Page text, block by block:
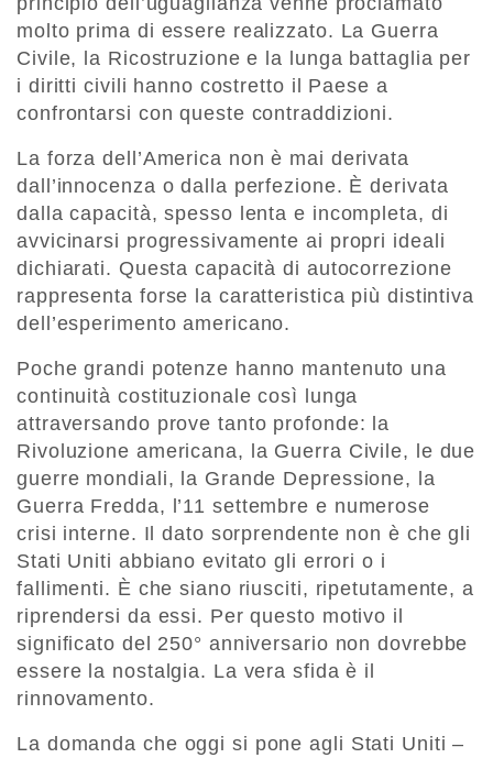
molto prima di essere realizzato. La Guerra
Civile, la Ricostruzione e la lunga battaglia per
i diritti civili hanno costretto il Paese a
confrontarsi con queste contraddizioni.
La forza dell’America non è mai derivata
dall’innocenza o dalla perfezione. È derivata
dalla capacità, spesso lenta e incompleta, di
avvicinarsi progressivamente ai propri ideali
dichiarati. Questa capacità di autocorrezione
rappresenta forse la caratteristica più distintiva
dell’esperimento americano.
Poche grandi potenze hanno mantenuto una
continuità costituzionale così lunga
attraversando prove tanto profonde: la
Rivoluzione americana, la Guerra Civile, le due
guerre mondiali, la Grande Depressione, la
Guerra Fredda, l’11 settembre e numerose
crisi interne. Il dato sorprendente non è che gli
Stati Uniti abbiano evitato gli errori o i
fallimenti. È che siano riusciti, ripetutamente, a
riprendersi da essi. Per questo motivo il
significato del 250° anniversario non dovrebbe
essere la nostalgia. La vera sfida è il
rinnovamento.
La domanda che oggi si pone agli Stati Uniti –